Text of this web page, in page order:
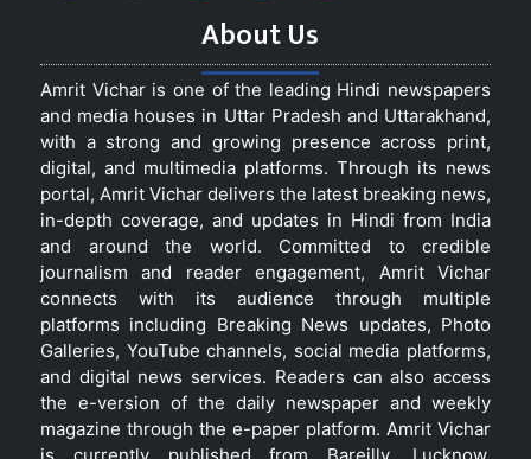
About Us
Amrit Vichar is one of the leading Hindi newspapers
and media houses in Uttar Pradesh and Uttarakhand,
with a strong and growing presence across print,
digital, and multimedia platforms. Through its news
portal, Amrit Vichar delivers the latest breaking news,
in-depth coverage, and updates in Hindi from India
and around the world. Committed to credible
journalism and reader engagement, Amrit Vichar
connects with its audience through multiple
platforms including Breaking News updates, Photo
Galleries, YouTube channels, social media platforms,
and digital news services. Readers can also access
the e-version of the daily newspaper and weekly
magazine through the e-paper platform. Amrit Vichar
is currently published from Bareilly, Lucknow,